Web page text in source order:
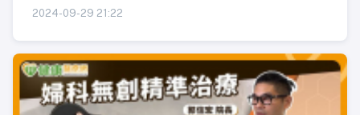
2024-09-29 21:22